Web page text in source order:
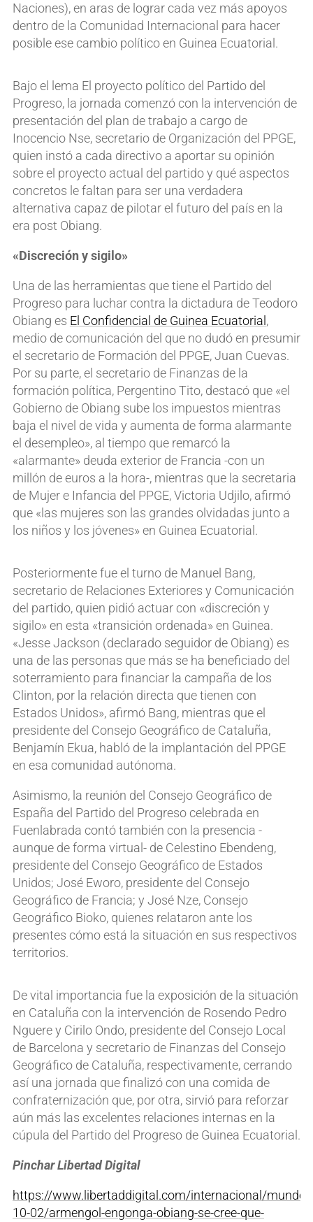
Naciones), en aras de lograr cada vez más apoyos
dentro de la Comunidad Internacional para hacer
posible ese cambio político en Guinea Ecuatorial.
Bajo el lema El proyecto político del Partido del
Progreso, la jornada comenzó con la intervención de
presentación del plan de trabajo a cargo de
Inocencio Nse, secretario de Organización del PPGE,
quien instó a cada directivo a aportar su opinión
sobre el proyecto actual del partido y qué aspectos
concretos le faltan para ser una verdadera
alternativa capaz de pilotar el futuro del país en la
era post Obiang.
«Discreción y sigilo»
Una de las herramientas que tiene el Partido del
Progreso para luchar contra la dictadura de Teodoro
Obiang es El Confidencial de Guinea Ecuatorial ,
medio de comunicación del que no dudó en presumir
el secretario de Formación del PPGE, Juan Cuevas.
Por su parte, el secretario de Finanzas de la
formación política, Pergentino Tito, destacó que «el
Gobierno de Obiang sube los impuestos mientras
baja el nivel de vida y aumenta de forma alarmante
el desempleo», al tiempo que remarcó la
«alarmante» deuda exterior de Francia -con un
millón de euros a la hora-, mientras que la secretaria
de Mujer e Infancia del PPGE, Victoria Udjilo, afirmó
que «las mujeres son las grandes olvidadas junto a
los niños y los jóvenes» en Guinea Ecuatorial.
Posteriormente fue el turno de Manuel Bang,
secretario de Relaciones Exteriores y Comunicación
del partido, quien pidió actuar con «discreción y
sigilo» en esta «transición ordenada» en Guinea.
«Jesse Jackson (declarado seguidor de Obiang) es
una de las personas que más se ha beneficiado del
soterramiento para financiar la campaña de los
Clinton, por la relación directa que tienen con
Estados Unidos», afirmó Bang, mientras que el
presidente del Consejo Geográfico de Cataluña,
Benjamín Ekua, habló de la implantación del PPGE
en esa comunidad autónoma.
Asimismo, la reunión del Consejo Geográfico de
España del Partido del Progreso celebrada en
Fuenlabrada contó también con la presencia -
aunque de forma virtual- de Celestino Ebendeng,
presidente del Consejo Geográfico de Estados
Unidos; José Eworo, presidente del Consejo
Geográfico de Francia; y José Nze, Consejo
Geográfico Bioko, quienes relataron ante los
presentes cómo está la situación en sus respectivos
territorios.
De vital importancia fue la exposición de la situación
en Cataluña con la intervención de Rosendo Pedro
Nguere y Cirilo Ondo, presidente del Consejo Local
de Barcelona y secretario de Finanzas del Consejo
Geográfico de Cataluña, respectivamente, cerrando
así una jornada que finalizó con una comida de
confraternización que, por otra, sirvió para reforzar
aún más las excelentes relaciones internas en la
cúpula del Partido del Progreso de Guinea Ecuatorial.
Pinchar Libertad Digital
https://www.libertaddigital.com/internacional/mundo/
10-02/armengol-engonga-obiang-se-cree-que-